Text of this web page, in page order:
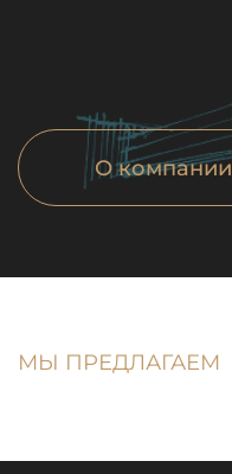
О компании
МЫ ПРЕДЛАГАЕМ